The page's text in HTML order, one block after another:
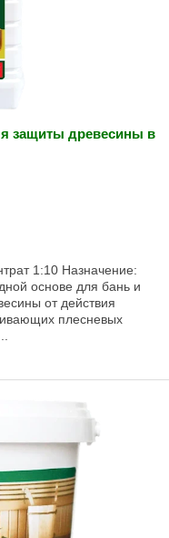
защиты древесины в
1:10 Назначение:
основе для бань и
от действия
плесневых